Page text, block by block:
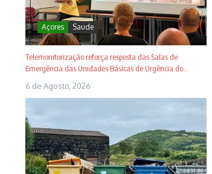
Açores Saude
Telemonitorização reforça resposta das Salas de
Emergência das Unidades Básicas de Urgência do...
6 de Agosto, 2026